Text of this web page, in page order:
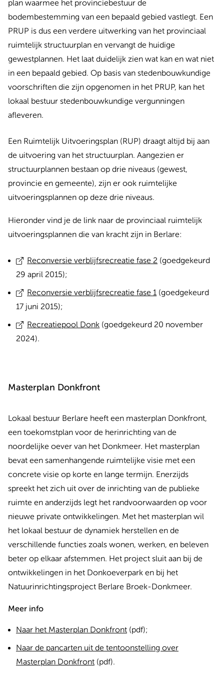
plan waarmee het provinciebestuur de
bodembestemming van een bepaald gebied vastlegt. Een
PRUP is dus een verdere uitwerking van het provinciaal
ruimtelijk structuurplan en vervangt de huidige
gewestplannen. Het laat duidelijk zien wat kan en wat niet
in een bepaald gebied. Op basis van stedenbouwkundige
voorschriften die zijn opgenomen in het PRUP, kan het
lokaal bestuur stedenbouwkundige vergunningen
afleveren.
Een Ruimtelijk Uitvoeringsplan (RUP) draagt altijd bij aan
de uitvoering van het structuurplan. Aangezien er
structuurplannen bestaan op drie niveaus (gewest,
provincie en gemeente), zijn er ook ruimtelijke
uitvoeringsplannen op deze drie niveaus.
Hieronder vind je de link naar de provinciaal ruimtelijk
uitvoeringsplannen die van kracht zijn in Berlare:
Reconversie verblijfsrecreatie fase 2 (goedgekeurd
29 april 2015);
Reconversie verblijfsrecreatie fase 1 (goedgekeurd
17 juni 2015);
Recreatiepool Donk (goedgekeurd 20 november
2024).
Masterplan Donkfront
Lokaal bestuur Berlare heeft een masterplan Donkfront,
een toekomstplan voor de herinrichting van de
noordelijke oever van het Donkmeer. Het masterplan
bevat een samenhangende ruimtelijke visie met een
concrete visie op korte en lange termijn. Enerzijds
spreekt het zich uit over de inrichting van de publieke
ruimte en anderzijds legt het randvoorwaarden op voor
nieuwe private ontwikkelingen. Met het masterplan wil
het lokaal bestuur de dynamiek herstellen en de
verschillende functies zoals wonen, werken, en beleven
beter op elkaar afstemmen. Het project sluit aan bij de
ontwikkelingen in het Donkoeverpark en bij het
Natuurinrichtingsproject Berlare Broek-Donkmeer.
Meer info
Naar het Masterplan Donkfront (pdf);
Naar de pancarten uit de tentoonstelling over
Masterplan Donkfront (pdf).